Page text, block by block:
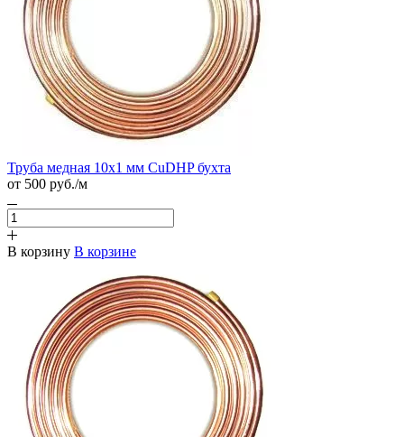
Труба медная 10х1 мм CuDHP бухта
от 500 руб./м
В корзину В корзине